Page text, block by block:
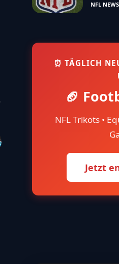
NFL NEWS
⏰ TÄGLICH
🏈
NFL Trikots •
Jetzt